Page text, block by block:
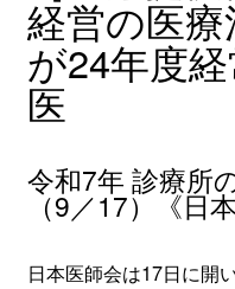
経営の医療
が24年度
医
令和7年 診療所
（9／17）《日
日本医師会は17日に開